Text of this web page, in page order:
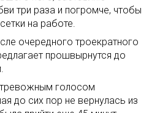
три раза и погромче, чтобы
на работе.
очередного троекратного
прошвырнутся до
голосом
до сих пор не вернулась из